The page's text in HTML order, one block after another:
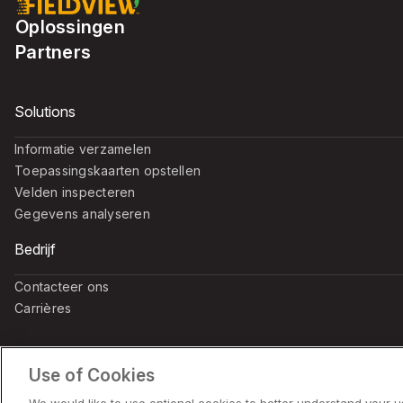
Oplossingen
Partners
Solutions
Informatie verzamelen
Toepassingskaarten opstellen
Velden inspecteren
Gegevens analyseren
Bedrijf
Contacteer ons
Carrières
© 2026 Bayer. Alle rechten voorbehouden.
Use of Cookies